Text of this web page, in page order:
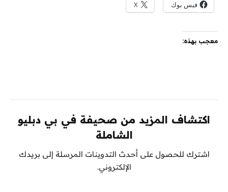
فيس بوك X
معجب بهذه:
اكتشاف المزيد من صحيفة في بي دبليو
الشاملة
اشترك للحصول على أحدث التدوينات المرسلة إلى بريدك
الإلكتروني.